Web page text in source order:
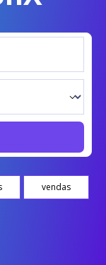
vendas